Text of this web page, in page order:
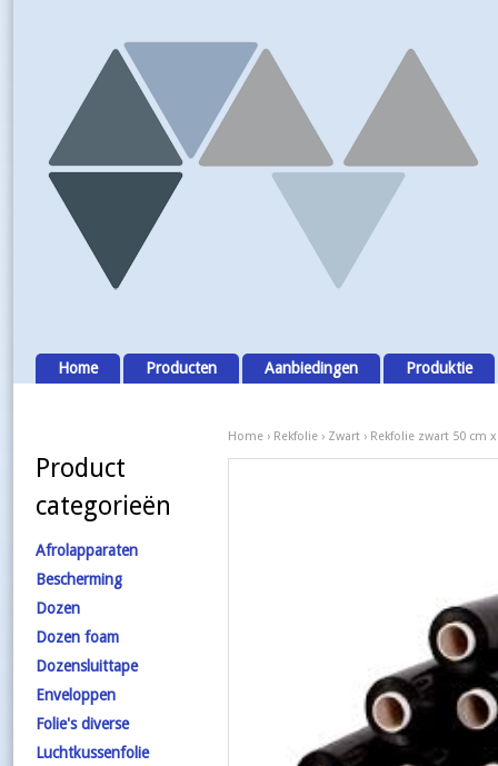
Home Producten Aanbiedingen Produktie
Home› Rekfolie› Zwart› Rekfolie zwart 50 cm
Product
categorieën
Afrolapparaten
Bescherming
Dozen
Dozen foam
Dozensluittape
Enveloppen
Folie's diverse
Luchtkussenfolie